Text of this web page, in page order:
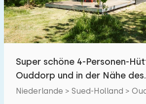
Super schöne 4-Personen-
Ouddorp und in der Nähe des
Nordseestrandes
Niederlande > Sued-Holland >